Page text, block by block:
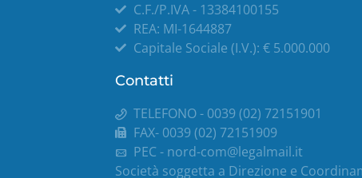
C.F./P.IVA - 13384100155
REA: MI-1644887
Capitale Sociale (I.V.): € 5.000.000
Contatti
TELEFONO - 0039 (02) 72151901
FAX- 0039 (02) 72151909
PEC - nord-com@legalmail.it
Società soggetta a Direzione e